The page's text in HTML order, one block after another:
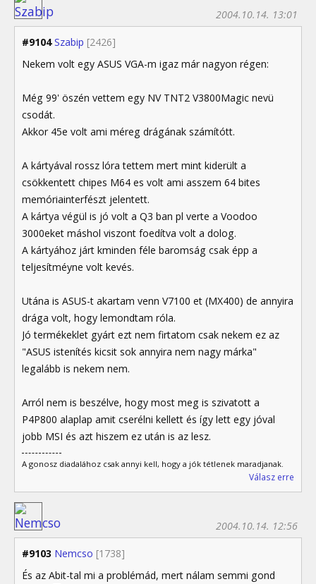
#9104 Szabip [2426]
2004.10.14. 13:01
Nekem volt egy ASUS VGA-m igaz már nagyon régen:
Még 99' öszén vettem egy NV TNT2 V3800Magic nevü
csodát.
Akkor 45e volt ami méreg drágának számítótt.
A kártyával rossz lóra tettem mert mint kiderült a
csökkentett chipes M64 es volt ami asszem 64 bites
memóriainterfészt jelentett.
A kártya végül is jó volt a Q3 ban pl verte a Voodoo
3000eket máshol viszont foedítva volt a dolog.
A kártyához járt kminden féle baromság csak épp a
teljesítméyne volt kevés.
Utána is ASUS-t akartam venn V7100 et (MX400) de annyira
drága volt, hogy lemondtam róla.
Jó termékeklet gyárt ezt nem firtatom csak nekem ez az
"ASUS istenítés kicsit sok annyira nem nagy márka"
legalább is nekem nem.
Arról nem is beszélve, hogy most meg is szivatott a
P4P800 alaplap amit cserélni kellett és így lett egy jóval
jobb MSI és azt hiszem ez után is az lesz.
A gonosz diadalához csak annyi kell, hogy a jók tétlenek maradjanak.
Válasz erre
#9103 Nemcso [1738]
2004.10.14. 12:56
És az Abit-tal mi a problémád, mert nálam semmi gond